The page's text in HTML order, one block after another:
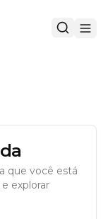
que você está
explorar